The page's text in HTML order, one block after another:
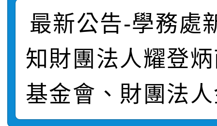
動辦法」
轉知臺中市政府政風處
城市手牽手，綠能透明
畫影片一案
轉知：「115學年度全
劇比賽實施要點」及修
表
轉知：桃園市115年度
敬師藝文競賽』實施計
【甄選結果(第11招)】
學年度第1學期第7次代
【甄選結果(第3招)】
最新公告-學務處
知財團法人耀登
基金會、財團法